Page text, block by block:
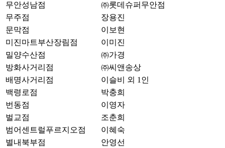
무안성남점
㈜롯데슈퍼무안점
무주점
장용진
문막점
이보현
미진마트부산장림점
이미진
밀양수산점
㈜가경
방화사거리점
㈜씨앤송상
배명사거리점
이슬비 외 1인
백령로점
박충희
번동점
이영자
벌교점
조춘희
범어센트럴푸르지오점
이혜숙
별내북부점
안영선